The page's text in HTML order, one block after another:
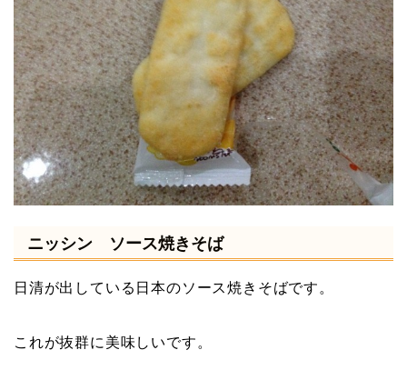
ニッシン ソース焼きそば
日清が出している日本のソース焼きそばです。
これが抜群に美味しいです。